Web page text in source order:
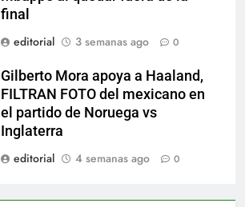
final
editorial
3 semanas ago 0
Gilberto Mora apoya a Haaland,
FILTRAN FOTO del mexicano en
el partido de Noruega vs
Inglaterra
editorial
4 semanas ago 0